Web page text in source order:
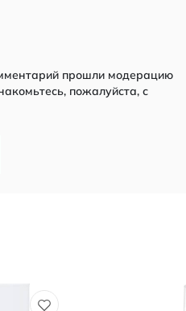
прошли модерацию
пожалуйста, с